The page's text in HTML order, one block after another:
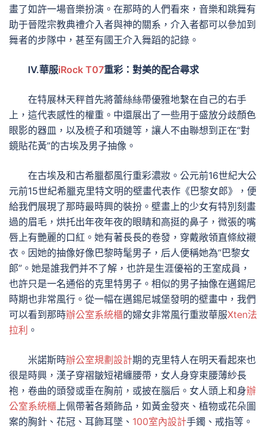
畫了如許一場音樂扮演。在那時的人們看來，音樂和跳舞有
助于晉陞宗教典禮介入者與神的關系，介入者都可以參加到
舞者的步隊中，甚至有國王介入舞蹈的記錄。
Ⅳ.華服iRock T07重彩：對美的配合尋求
在特展林天秤首先將蕾絲絲帶優雅地繫在自己的右手
上，這代表感性的權重。中還展出了一些用于盛放分歧顏色
眼影的器皿，以及梳子和項鏈等，讓人不由聯想到正在“對
鏡貼花黃”的古埃及男子抽像。
在古埃及和古希臘都風行重彩濃妝。公元前16世紀大公
元前15世紀希臘克里特文明的壁畫代表作《巴黎女郎》，便
給我們展現了那時最時興的裝扮。壁畫上的少女有特別刻畫
過的眉毛，烘托出年夜年夜的眼睛和高挺的鼻子，微張的嘴
唇上有艷麗的口紅。她有著長長的卷發，穿戴敞領直條紋襯
衣。因她的抽像好像巴黎時髦男子，后人便稱她為“巴黎女
郞”。她是誰我們并不了解，也許是生涯優裕的王室成員，
也許只是一名通俗的克里特男子。相似的男子抽像在邁錫尼
時期也非常風行。從一幅在邁錫尼城堡發明的壁畫中，我們
可以看到那時辦公室系統櫃的婦女非常風行重妝華服Xten法
拉利 。
米諾斯時辦公室規劃設計期的克里特人在明天看起來也
很是時興，漢子穿褶皺短裙纏腰帶，女人身穿束腰薄紗長
袍，卷曲的頭發或垂在胸前，或披在腦后。女人頭上和身辦
公室系統櫃上佩帶著各類飾品，如黃金發夾、植物或花朵圖
案的胸針、花冠、耳飾耳墜、 100室內設計手鐲、戒指等。